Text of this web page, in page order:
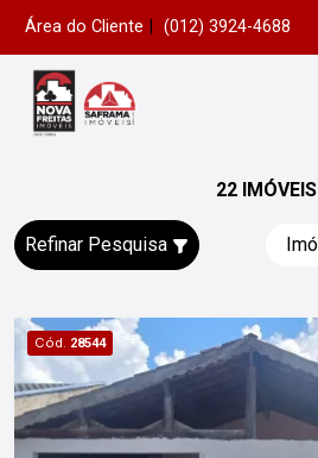
Área do Cliente (012) 3924-4688
22 IMÓVEIS
Refinar Pesquisa
Cód. 28544